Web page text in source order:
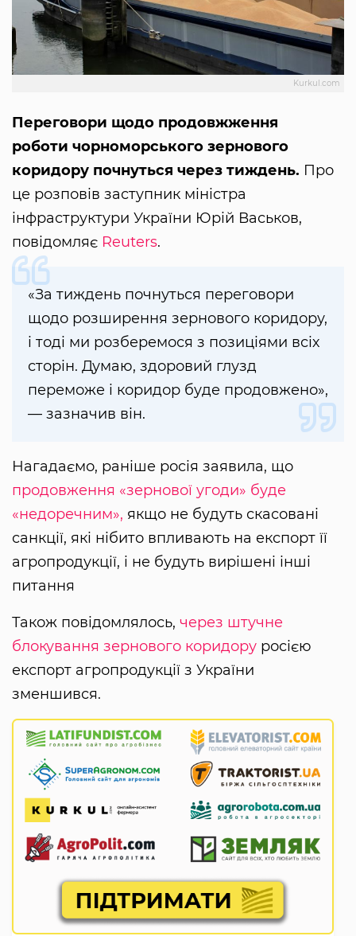
Kurkul.com
Переговори щодо продовжження
роботи чорноморського зернового
коридору почнуться через тиждень. Про
це розповів заступник міністра
інфраструктури України Юрій Васьков,
повідомляє Reuters.
«За тиждень почнуться переговори
щодо розширення зернового коридору,
і тоді ми розберемося з позиціями всіх
сторін. Думаю, здоровий глузд
переможе і коридор буде продовжено»,
— зазначив він.
Нагадаємо, раніше росія заявила, що
продовження «‎зернової угоди» буде
«‎недоречним»‎, якщо не будуть скасовані
санкції, які нібито впливають на експорт її
агропродукції, і не будуть вирішені інші
питання
Також повідомлялось, через штучне
блокування зернового коридору росією
експорт агропродукції з України
зменшився.